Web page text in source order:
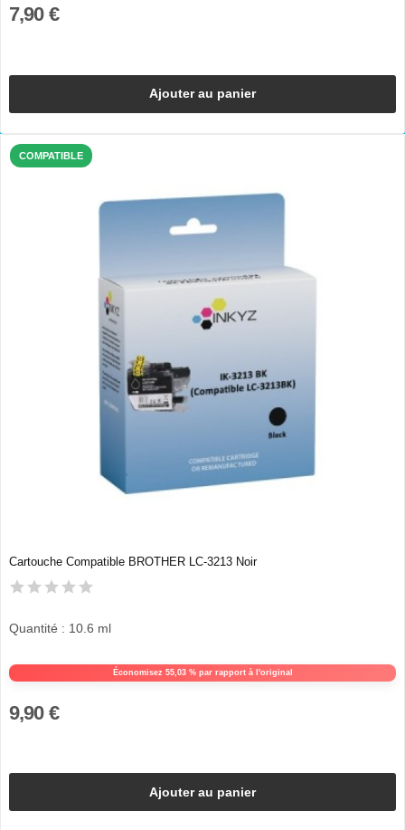
7,90 €
Ajouter au panier
COMPATIBLE
Cartouche Compatible BROTHER LC-3213 Noir
Économisez 55,03 % par rapport à l'original
Quantité : 10.6 ml
9,90 €
Ajouter au panier